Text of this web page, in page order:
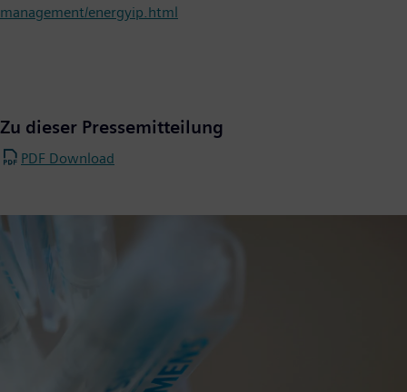
management/energyip.html
Zu dieser Pressemitteilung
PDF Download